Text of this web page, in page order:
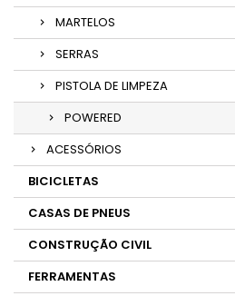
MARTELOS
SERRAS
PISTOLA DE LIMPEZA
POWERED
ACESSÓRIOS
BICICLETAS
CASAS DE PNEUS
CONSTRUÇÃO CIVIL
FERRAMENTAS